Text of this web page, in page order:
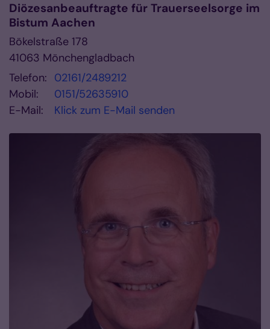
Diözesanbeauftragte für Trauerseelsorge im
Bistum Aachen
Bökelstraße 178
41063 Mönchengladbach
Telefon: 02161/2489212
Mobil:
0151/52635910
E-Mail:
Klick zum E-Mail senden